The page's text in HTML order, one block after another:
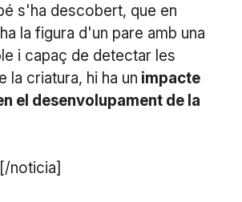
s'ha descobert, que en
la figura d'un pare amb una
i capaç de detectar les
la criatura, hi ha un impacte
el desenvolupament de la
noticia]